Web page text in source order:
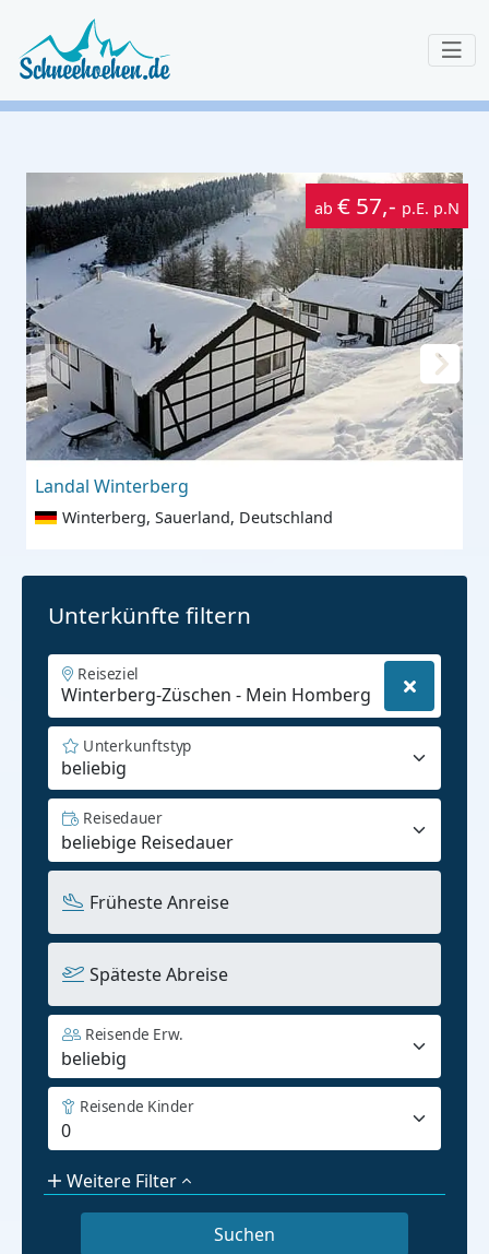
ab € 57,- p.E. p.N
Landal Winterberg
Winterberg, Sauerland, Deutschland
Unterkünfte filtern
Reiseziel
beliebig
Unterkunftstyp
Reisedauer
Früheste Anreise
Späteste Abreise
Reisende Erw.
Reisende Kinder
Weitere Filter